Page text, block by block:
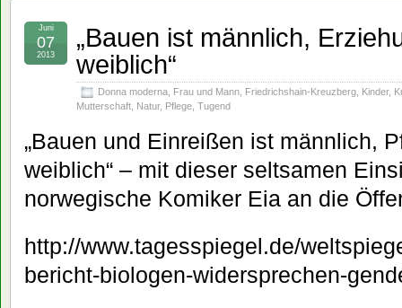
„Bauen ist männlich,
weiblich“
Donna moderna Frau und Mann Friedrichshain-Kreuzberg Kinder,
Mutterschaft Natur, Pflege Tugend
Juni
07
2013
„Bauen und Einreißen ist männlich,
weiblich“ – mit dieser seltsamen
norwegische Komiker Eia an die
http://www.tagesspiegel.de/
bericht-biologen-widersprechen-